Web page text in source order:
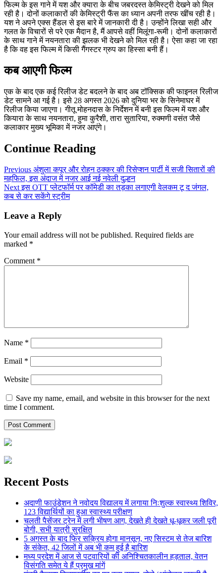
फिल्म के इस गाने में यश और क्यारा के बीच जबरदस्त केमिस्ट्री देखने को मिल
रही है। दोनों कलाकारों की केमिस्ट्री फैंस का ध्यान अपनी तरफ खींच रही है।
यश ने अपने एक्स हैंडल से इस बारे में जानकारी दी है। उन्होंने लिखा सही और
गलत के विचारों से परे एक मैदान है, मैं आपसे वहीं मिलूंगा-रूमी। दोनों कलाकारों
के साथ गाने में नयनतारा की झलक भी देखने को मिल रही है। ऐसा कहा जा रहा
है कि वह इस फिल्म में किसी गैंगस्टर ग्रुप का हिस्सा बनी हैं।
कब आएगी फिल्म
एक के बाद एक कई रिलीज डेट बदलने के बाद अब टॉक्सिक की फाइनल रिलीज
डेट सामने आ गई है। इसे 28 अगस्त 2026 को दुनिया भर के सिनेमाघर में
रिलीज किया जाएगा। गीतू मोहनदास के निर्देशन में बनी इस फिल्म में यश और
कियारा के साथ नयनतारा, हुमा कुरैशी, तारा सुतारिया, रुक्मणी वसंत जैसे
कलाकार मुख्य भूमिका में नजर आएंगे।
Continue Reading
Previous अंशुला कपूर और रोहन ठक्कर की रिसेप्शन पार्टी में सजी सितारों की
महफिल, इस अंदाज में नजर आई नई नवेली दुल्हन
Nextइस OTT प्लेटफॉर्म पर कॉमेडी का तड़का लगाएगी वेलकम टू द जंगल,
कब से कर सकेंगे स्ट्रीम
Leave a Reply
Your email address will not be published. Required fields are
marked *
Comment *
Name *
Email *
Website
Save my name, email, and website in this browser for the next
time I comment.
Recent Posts
अदाणी फाउंडेशन ने नवोदय विद्यालय में लगाया निःशुल्क स्वास्थ्य शिविर,
123 विद्यार्थियों का हुआ स्वास्थ्य परीक्षण
चलती पैसेंजर ट्रेन में लगी भीषण आग, देखते ही देखते धू-धूकर जली पूरी
बोगी, सभी यात्री सुरक्षित
5 अगस्त के बाद फिर सक्रिय होगा मानसून, नए सिस्टम से तेज बारिश
के संकेत, 42 जिलों में अब भी कम हुई है बारिश
मध्य प्रदेश में आज से पटवारियों की अनिश्चितकालीन हड़ताल, वेतन
विसंगति समेत ये हैं प्रमुख मांगें